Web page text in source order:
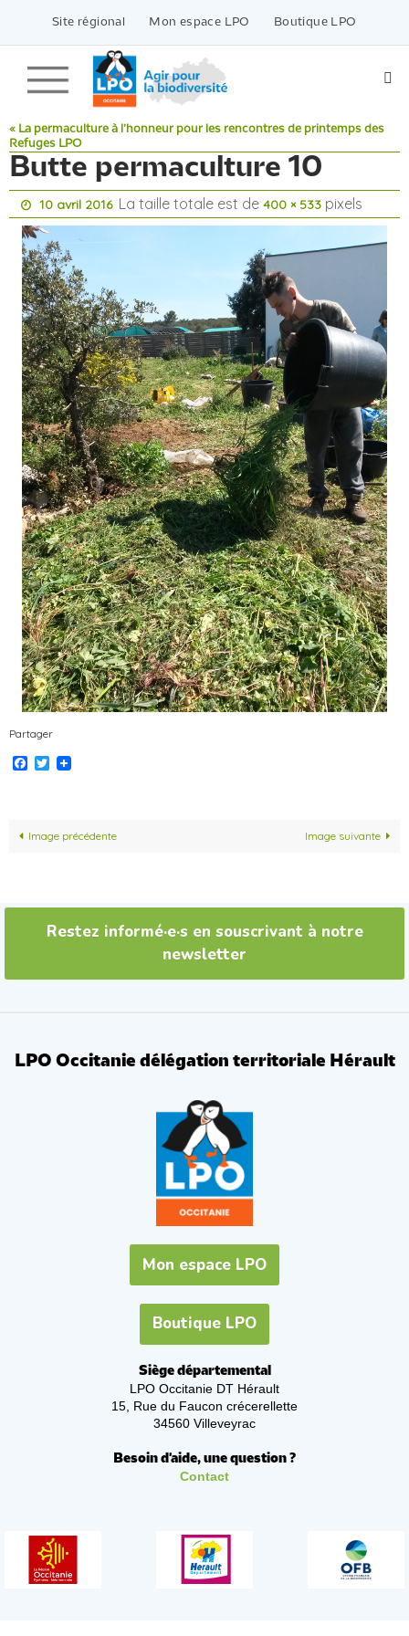
contenu
Site régional Mon espace LPO Boutique LPO
« La permaculture à l’honneur pour les rencontres de printemps des
Refuges LPO
Butte permaculture 10
10 avril 2016 La taille totale est de400 × 533 pixels
Partager
Facebook
Twitter
Image précédente Image suivante
Restez informé·e·s en souscrivant à notre
newsletter
LPO Occitanie délégation territoriale Hérault
Mon espace LPO
Boutique LPO
Siège départemental
LPO Occitanie DT Hérault
15, Rue du Faucon crécerellette
34560 Villeveyrac
Besoin d'aide, une question ?
Contact